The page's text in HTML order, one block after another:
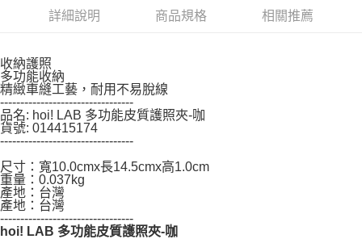
權轉讓予恩沛科技股份有限公司。
２．關於個人資料處理事宜，請瀏覽以下網址：
「AFTEE先享後付」，若未經同意申辦者引起之損失，本公司不負相關責
任。
４．使用「AFTEE先享後付」時，將依據個別帳號之用戶狀況，依本公司即
時審查核予不同之上限額度；若仍有額度不足之情形，本公司將視審查結果
請求用戶進行身份認證。
５．嚴禁一人註冊多個帳號或使用他人資訊註冊。若發現惡意使用之情形，
詳細說明 商品規格 相關推薦
收納護照
多功能收納
精緻車縫工藝，耐用不易脫線
---------------------------------
品名: hoi! LAB 多功能皮質護照夾-咖
貨號: 014415174
---------------------------------
尺寸：寬10.0cmx長14.5cmx高1.0cm
重量：0.037kg
產地：台灣
產地：台灣
---------------------------------
hoi! LAB 多功能皮質護照夾-咖